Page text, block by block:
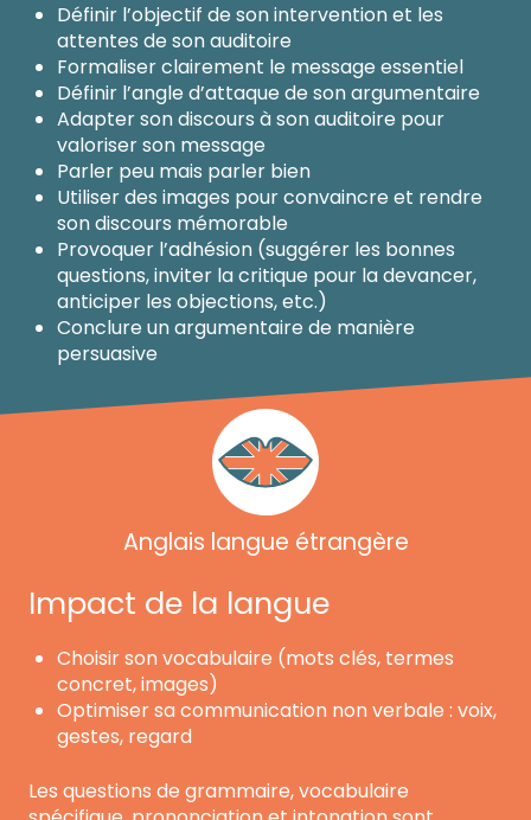
Définir l’objectif de son intervention et les
attentes de son auditoire
Formaliser clairement le message essentiel
Définir l’angle d’attaque de son argumentaire
Adapter son discours à son auditoire pour
valoriser son message
Parler peu mais parler bien
Utiliser des images pour convaincre et rendre
son discours mémorable
Provoquer l’adhésion (suggérer les bonnes
questions, inviter la critique pour la devancer,
anticiper les objections, etc.)
Conclure un argumentaire de manière
persuasive
Anglais langue étrangère
Impact de la langue
Choisir son vocabulaire (mots clés, termes
concret, images)
Optimiser sa communication non verbale : voix,
gestes, regard
Les questions de grammaire, vocabulaire